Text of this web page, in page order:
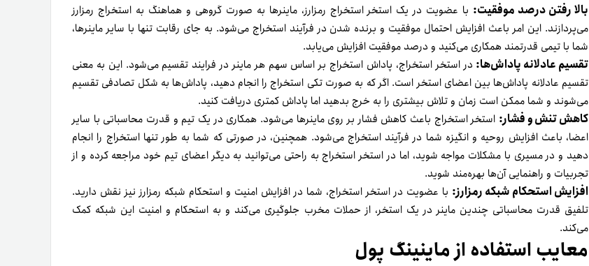
بالا رفتن درصد موفقیت: با عضویت در یک استخر استخراج رمزارز، ماینر‌ها به صورت گروهی و هماهنگ به استخراج رمزارز
می‌پردازند. این امر باعث افزایش احتمال موفقیت و برنده شدن در فرآیند استخراج می‌شود. به جای رقابت تنها با سایر ماینر‌ها،
شما با تیمی قدرتمند همکاری می‌کنید و درصد موفقیت افزایش می‌یابد.
تقسیم عادلانه پاداش‌ها: در استخر استخراج، پاداش استخراج بر اساس سهم هر ماینر در فرایند تقسیم می‌شود. این به معنی
تقسیم عادلانه پاداش‌ها بین اعضای استخر است. اگر که به صورت تکی استخراج را انجام دهید، پاداش‌ها به شکل تصادفی تقسیم
می‌شوند و شما ممکن است زمان و تلاش بیشتری را به خرج بدهید اما پاداش کمتری دریافت کنید.
کاهش تنش و فشار: استخر استخراج باعث کاهش فشار بر روی ماینر‌ها می‌شود. همکاری در یک تیم و قدرت محاسباتی با سایر
اعضا، باعث افزایش روحیه و انگیزه شما در فرآیند استخراج می‌شود. همچنین، در صورتی که شما به طور تنها استخراج را انجام
دهید و در مسیری با مشکلات مواجه شوید، اما در استخر استخراج به راحتی می‌توانید به دیگر اعضای تیم خود مراجعه کرده و از
تجربیات و راهنمایی آن‌ها بهره‌مند شوید.
افزایش استحکام شبکه رمزارز: با عضویت در استخر استخراج، شما در افزایش امنیت و استحکام شبکه رمزارز نیز نقش دارید.
تلفیق قدرت محاسباتی چندین ماینر در یک استخر، از حملات مخرب جلوگیری می‌کند و به استحکام و امنیت این شبکه کمک
می‌کند.
معایب استفاده از ماینینگ پول